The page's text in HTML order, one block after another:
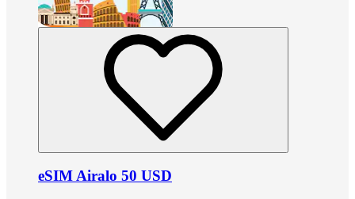
eSIM Airalo 50 USD